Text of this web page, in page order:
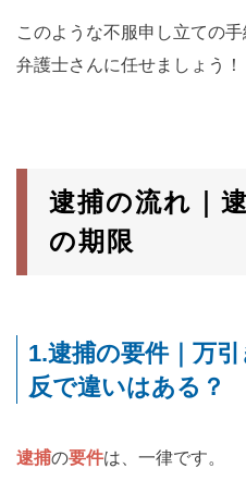
このような不服申し立ての
弁護士さんに任せましょう！
逮捕の流れ｜
の期限
1.逮捕の要件｜万
反で違いはある？
逮捕の要件は、一律です。